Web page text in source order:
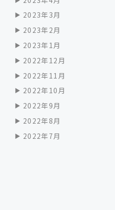
2023年3月
2023年2月
2023年1月
2022年12月
2022年11月
2022年10月
2022年9月
2022年8月
2022年7月